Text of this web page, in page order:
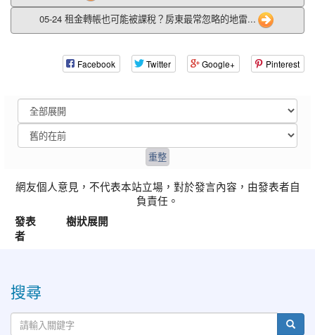
05-24 租金轉帳也可能被課稅？房東最常忽略的地雷...
Facebook Twitter Google+ Pinterest
網友個人意見，不代表本站立場，對於發言內容，由發表者自
負責任。
發表
者
樹狀展開
搜尋